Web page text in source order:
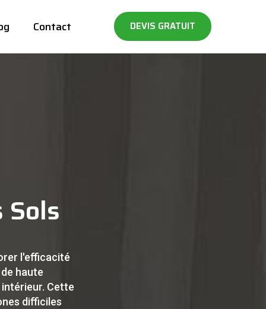
Contact DEVIS GRATUIT
Sols
l'efficacité
haute
Cette
difficiles